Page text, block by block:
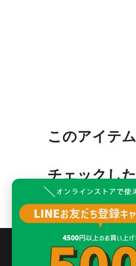
このアイテ
チェックし